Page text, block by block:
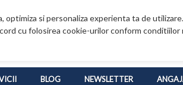
si personaliza experienta ta de
cu folosirea cookie-urilor conform conditiilor
BLOG NEWSLETTER